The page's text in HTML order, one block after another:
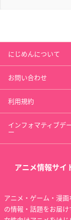
にじめんについて
お問い合わせ
利用規約
インフォマティブデ
ー
アニメ情報サイ
アニメ・ゲーム・漫
の情報・話題をお届け